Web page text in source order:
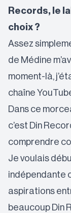
Records, le
choix ?
Assez
de Médine
moment-là,
chaîne
Dans ce
c’est Din
comprendre
Je voulais
indépendante
aspirations
beaucoup Din